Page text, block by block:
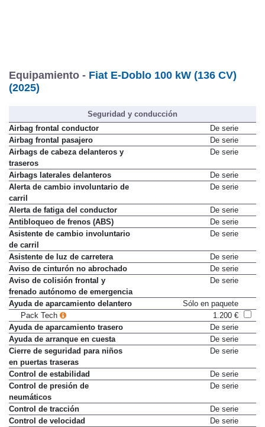
Equipamiento - Fiat E-Doblo 100 kW (136 CV)
(2025)
Seguridad y conducción
Airbag frontal conductor
De serie
Airbag frontal pasajero
De serie
Airbags de cabeza delanteros y
traseros
De serie
Airbags laterales delanteros
De serie
Alerta de cambio involuntario de
carril
De serie
Alerta de fatiga del conductor
De serie
Antibloqueo de frenos (ABS)
De serie
Asistente de cambio involuntario
de carril
De serie
Asistente de luz de carretera
De serie
Aviso de cinturón no abrochado
De serie
Aviso de colisión frontal y
frenado autónomo de emergencia
De serie
Ayuda de aparcamiento delantero
Sólo en paquete
Pack Tech
1.200 €
Ayuda de aparcamiento trasero
De serie
Ayuda de arranque en cuesta
De serie
Cierre de seguridad para niños
en puertas traseras
De serie
Control de estabilidad
De serie
Control de presión de
neumáticos
De serie
Control de tracción
De serie
Control de velocidad
De serie